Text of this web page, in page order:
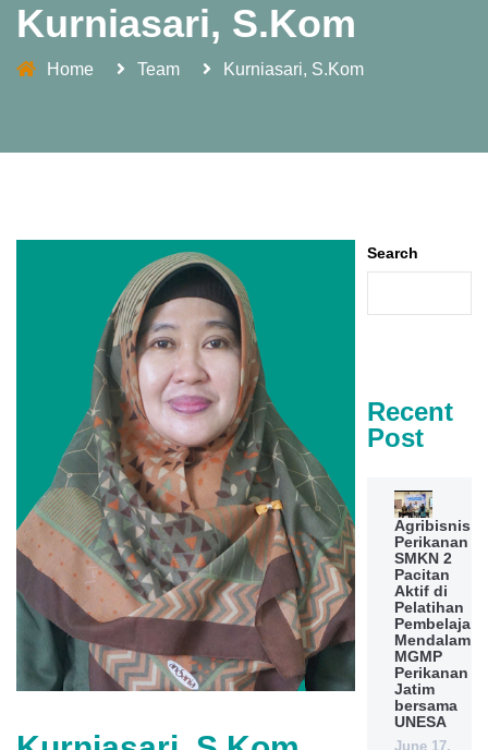
Kurniasari, S.Kom
Home Team Kurniasari, S.Kom
Search
Recent
Post
Agribisnis
Perikanan
SMKN 2
Pacitan
Aktif di
Pelatihan
Mendalam
MGMP
Perikanan
Jatim
bersama
UNESA
June 17,